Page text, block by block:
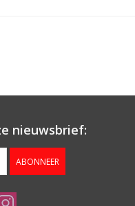
nieuwsbrief:
ABONNEER